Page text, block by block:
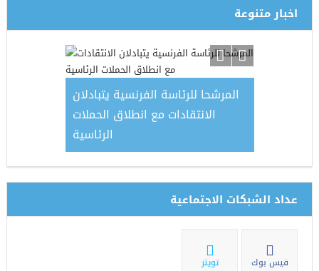
اخبار متنوعة
المرشحا للرئاسة الفرنسية يتبادلان
الانتقادات مع انطلاق الحملات
الرئاسية
عداد الشبكات الاجتماعية
فيس بوك تويتر